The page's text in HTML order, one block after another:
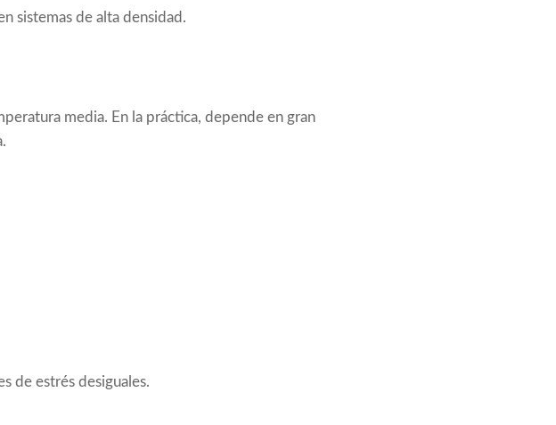
sistemas de alta densidad.
media. En la práctica, depende en gran
de estrés desiguales.